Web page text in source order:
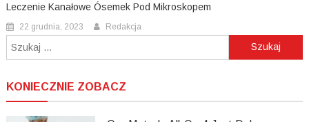
Leczenie Kanałowe Ósemek Pod Mikroskopem
22 grudnia, 2023 Redakcja
Szukaj:
KONIECZNIE ZOBACZ